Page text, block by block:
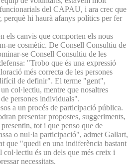
del CAPAU, i ara crec que
perquè hi haurà afanys polítics per fer
els canvis que comporten els nous
ne cosmètic. De Consell Consultiu de
se Consell Consultiu de les
"Trobo que és una expressió
més correcta de les persones
de definir". El terme "gent",
col·lectiu, mentre que nosaltres
persones individuals".
a un procés de participació pública.
presentar propostes, suggeriments,
tot i que penso que de
o nul·la participació", admet Gallart,
que "quedi en una indiferència bastant
és un dels que més creix i
necessitats.